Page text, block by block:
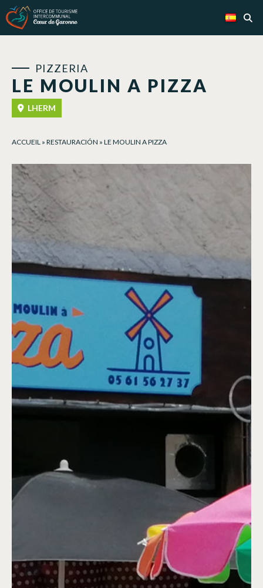
LE MOULIN A PIZZA
PIZZERIA
LHERM
ACCUEIL » RESTAURACIÓN » LE MOULIN A PIZZA
Panel de gestión de cookies